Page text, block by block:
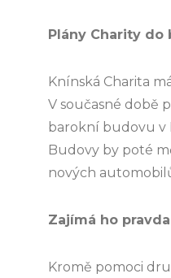
Plány Charity do
Knínská Charita
V současné době
barokní budovu v
Budovy by poté
nových
Zajímá ho pravda
Kromě pomoci